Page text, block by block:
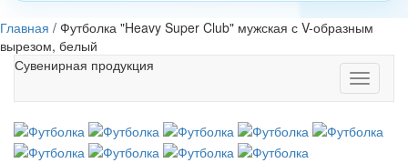
Главная / Футболка "Heavy Super Club" мужская с V-образным
вырезом, белый
Toggle
Сувенирная продукция